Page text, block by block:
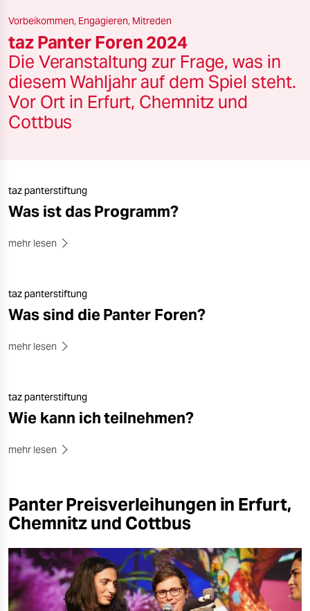
wahrheit
verlag
verlag
veranstaltungen
unterstützen
abo
genossenschaft
Vorbeikommen, Engagieren, Mitreden
taz Panter Foren 2024
Die Veranstaltung zur Frage, was in
diesem Wahljahr auf dem Spiel steht.
Vor Ort in Erfurt, Chemnitz und
Cottbus
taz panterstiftung
Was ist das Programm?
mehr lesen
taz panterstiftung
Was sind die Panter Foren?
mehr lesen
taz panterstiftung
Wie kann ich teilnehmen?
mehr lesen
Panter Preisverleihungen in Erfurt,
Chemnitz und Cottbus